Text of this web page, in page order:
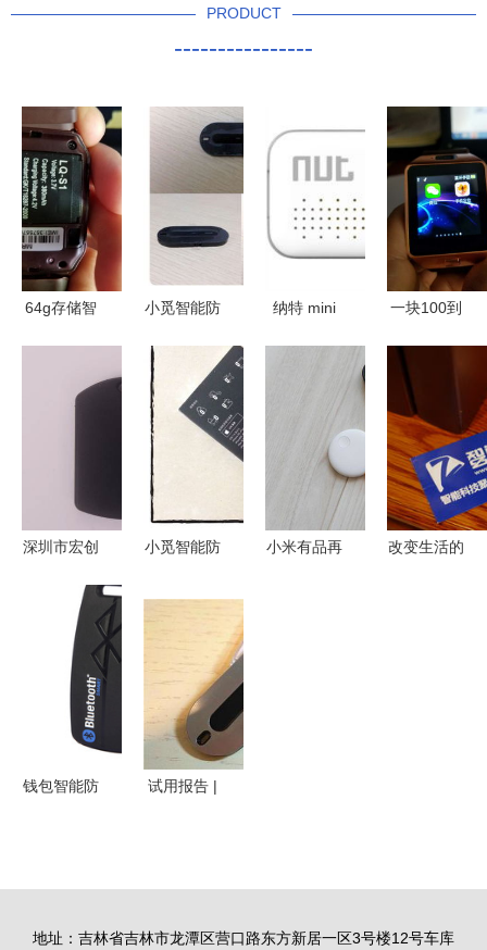
PRODUCT
----------------
64g存储智
信 qq 防丢
录音
powered
小觅智能防
其貌不扬却
是你的贴身
好帮手
纳特 mini
低报价分析
一块100到
表 多功能
防丢神器，
真香还是智
商税？
深圳市宏创
专注智能防
丢器，守护
您的每件宝
小觅智能防
好帮手
小米有品再
改变生活的
钱包智能防
试用报告 |
地址：吉林省吉林市龙潭区营口路东方新居一区3号楼12号车库